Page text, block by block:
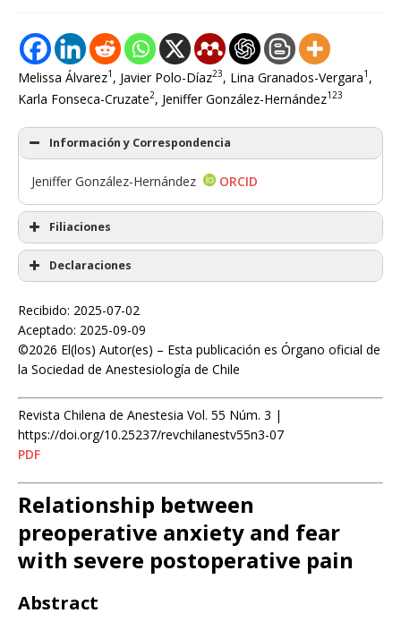
Melissa Álvarez1 , Javier Polo-Díaz23, Lina Granados-Vergara1 ,
Karla Fonseca-Cruzate2, Jeniffer González-Hernández123
Información y Correspondencia
Jeniffer González-Hernández ORCID
Filiaciones
Declaraciones
Recibido: 2025-07-02
Aceptado: 2025-09-09
©2026 El(los) Autor(es) – Esta publicación es Órgano oficial de
la Sociedad de Anestesiología de Chile
Revista Chilena de Anestesia Vol. 55 Núm. 3 |
https://doi.org/10.25237/revchilanestv55n3-07
PDF
Relationship between
preoperative anxiety and fear
with severe postoperative pain
Abstract